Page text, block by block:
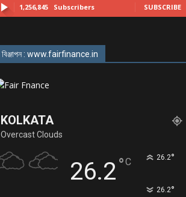
1,256,845 Subscribers SUBSCRIBE
বিঞ্জাপন : www.fairfinance.in
KOLKATA
Overcast Clouds
26.2°C 26.2°
26.2°